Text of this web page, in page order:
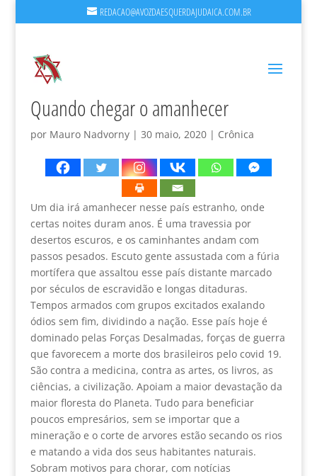
REDACAO@AVOZDAESQUERDAJUDAICA.COM.BR
Quando chegar o amanhecer
por Mauro Nadvorny| 30 maio, 2020| Crônica
Um dia irá amanhecer nesse país estranho, onde
certas noites duram anos. É uma travessia por
desertos escuros, e os caminhantes andam com
passos pesados. Escuto gente assustada com a fúria
mortífera que assaltou esse país distante marcado
por séculos de escravidão e longas ditaduras.
Tempos armados com grupos excitados exalando
ódios sem fim, dividindo a nação. Esse país hoje é
dominado pelas Forças Desalmadas, forças de guerra
que favorecem a morte dos brasileiros pelo covid 19.
São contra a medicina, contra as artes, os livros, as
ciências, a civilização. Apoiam a maior devastação da
maior floresta do Planeta. Tudo para beneficiar
poucos empresários, sem se importar que a
mineração e o corte de arvores estão secando os rios
e matando a vida dos seus habitantes naturais.
Sobram motivos para chorar, com notícias